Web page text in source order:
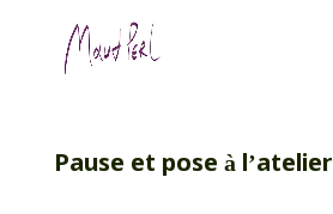
Pause et pose à l’atelier